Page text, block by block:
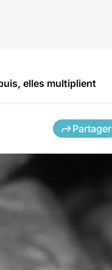
elles multiplient
Partager